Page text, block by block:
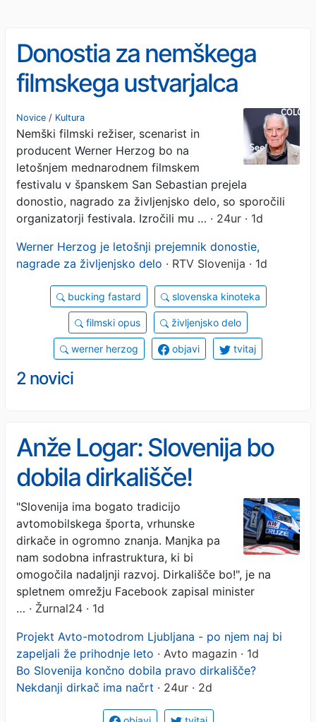
Donostia za nemškega
filmskega ustvarjalca
Wernerja Herzoga
Novice / Kultura
Nemški filmski režiser, scenarist in
producent Werner Herzog bo na
letošnjem mednarodnem filmskem
festivalu v španskem San Sebastian prejela
donostio, nagrado za življenjsko delo, so sporočili
organizatorji festivala. Izročili mu … · 24ur · 1d
Werner Herzog je letošnji prejemnik donostie,
nagrade za življenjsko delo · RTV Slovenija · 1d
bucking fastard slovenska kinoteka
filmski opus življenjsko delo
werner herzog objavi tvitaj
2 novici
Anže Logar: Slovenija bo
dobila dirkališče!
"Slovenija ima bogato tradicijo
avtomobilskega športa, vrhunske
dirkače in ogromno znanja. Manjka pa
nam sodobna infrastruktura, ki bi
omogočila nadaljnji razvoj. Dirkališče bo!", je na
spletnem omrežju Facebook zapisal minister
… · Žurnal24 · 1d
Projekt Avto-motodrom Ljubljana - po njem naj bi
zapeljali že prihodnje leto · Avto magazin · 1d
Bo Slovenija končno dobila pravo dirkališče?
Nekdanji dirkač ima načrt · 24ur · 2d